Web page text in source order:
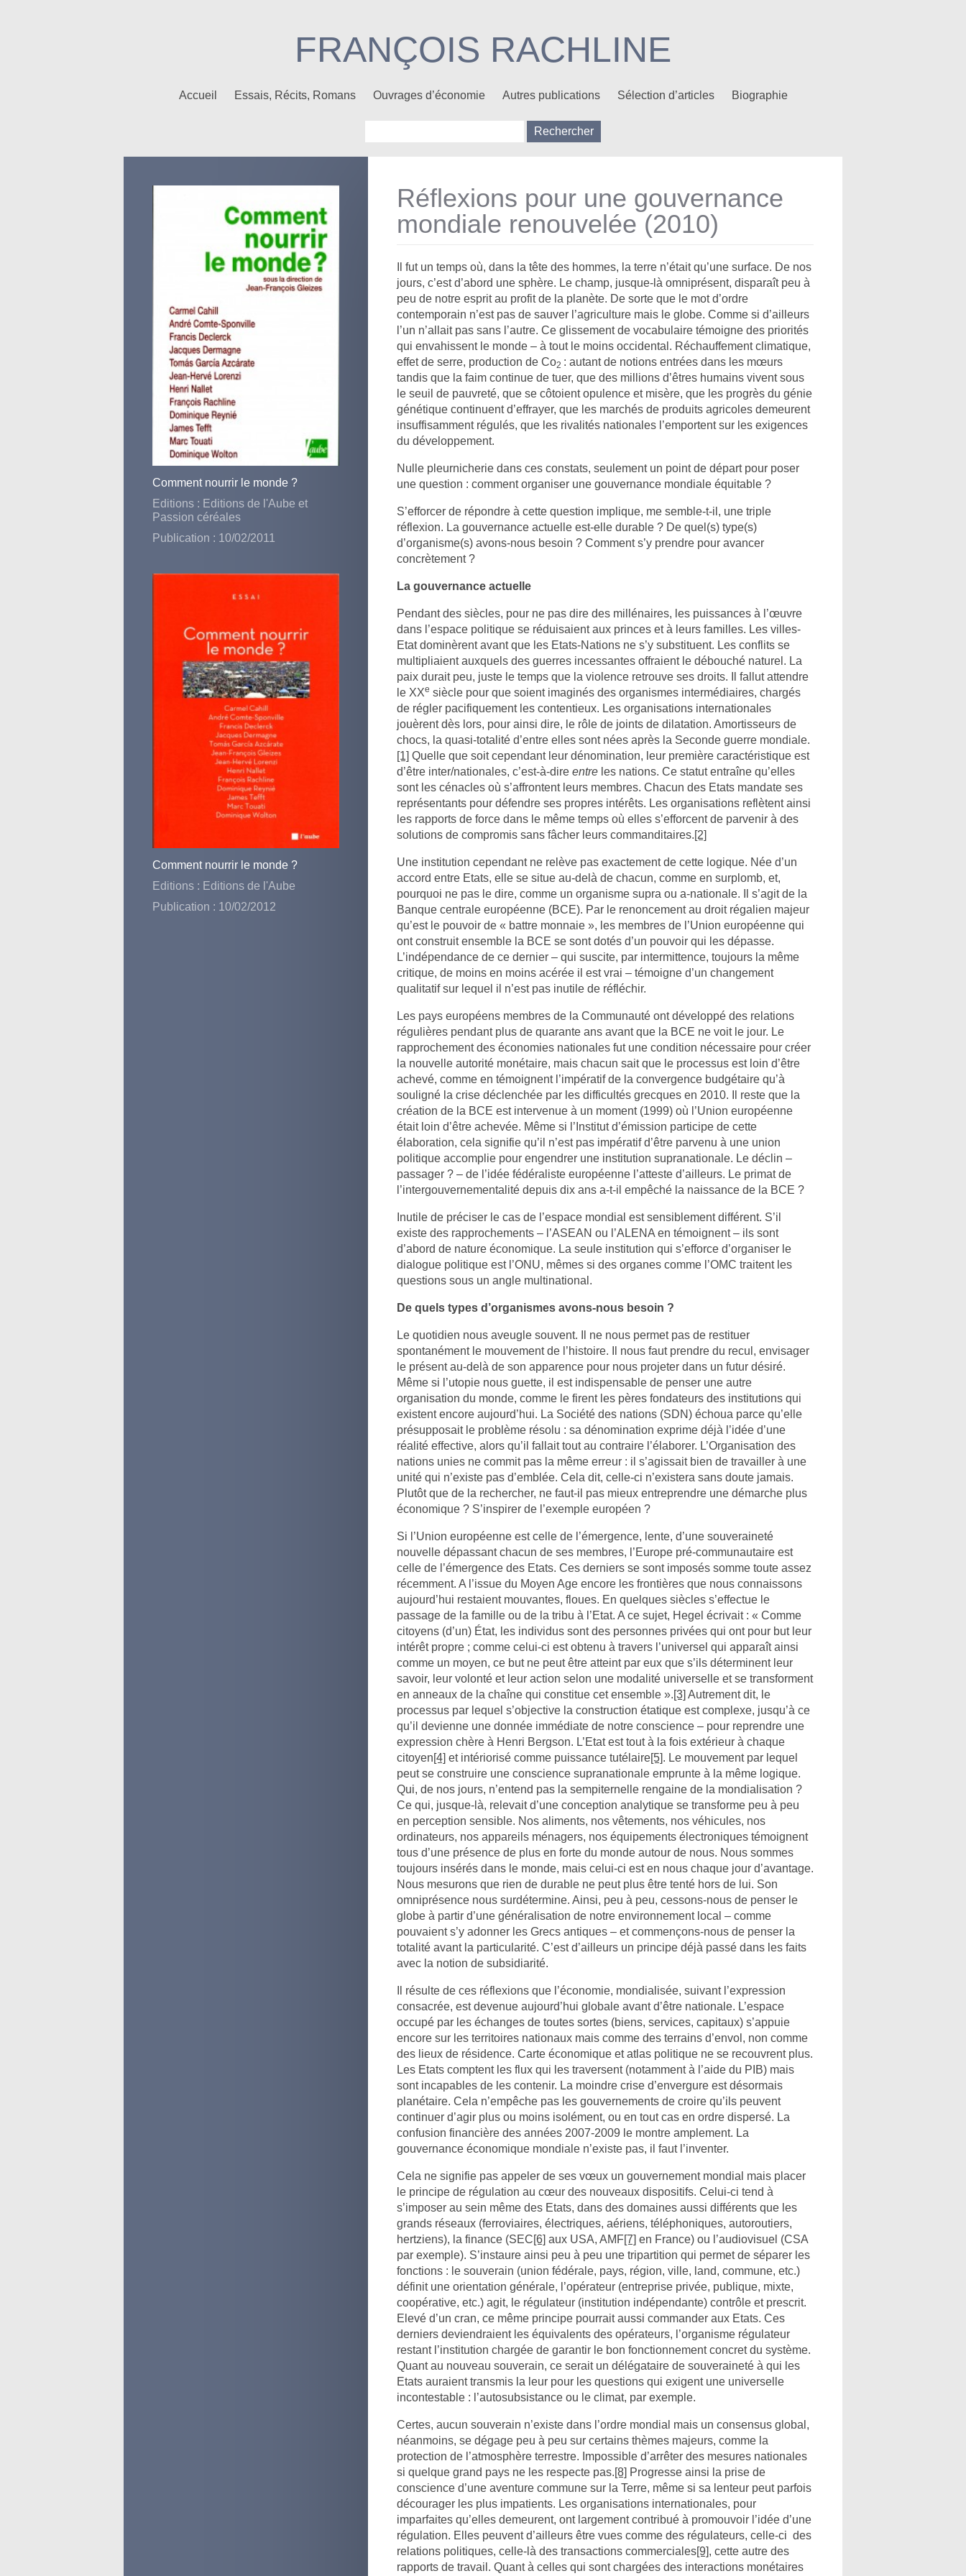
FRANÇOIS RACHLINE
Accueil Essais, Récits, Romans Ouvrages d’économie Autres publications Sélection d’articles Biographie
Comment nourrir le monde ?
Editions : Editions de l'Aube et
Passion céréales
Publication : 10/02/2011
Comment nourrir le monde ?
Editions : Editions de l'Aube
Publication : 10/02/2012
Réflexions pour une gouvernance
mondiale renouvelée (2010)
Il fut un temps où, dans la tête des hommes, la terre n’était qu’une surface. De nos
jours, c’est d’abord une sphère. Le champ, jusque-là omniprésent, disparaît peu à
peu de notre esprit au profit de la planète. De sorte que le mot d’ordre
contemporain n’est pas de sauver l’agriculture mais le globe. Comme si d’ailleurs
l’un n’allait pas sans l’autre. Ce glissement de vocabulaire témoigne des priorités
qui envahissent le monde – à tout le moins occidental. Réchauffement climatique,
effet de serre, production de Co2 : autant de notions entrées dans les mœurs
tandis que la faim continue de tuer, que des millions d’êtres humains vivent sous
le seuil de pauvreté, que se côtoient opulence et misère, que les progrès du génie
génétique continuent d’effrayer, que les marchés de produits agricoles demeurent
insuffisamment régulés, que les rivalités nationales l’emportent sur les exigences
du développement.
Nulle pleurnicherie dans ces constats, seulement un point de départ pour poser
une question : comment organiser une gouvernance mondiale équitable ?
S’efforcer de répondre à cette question implique, me semble-t-il, une triple
réflexion. La gouvernance actuelle est-elle durable ? De quel(s) type(s)
d’organisme(s) avons-nous besoin ? Comment s’y prendre pour avancer
concrètement ?
La gouvernance actuelle
Pendant des siècles, pour ne pas dire des millénaires, les puissances à l’œuvre
dans l’espace politique se réduisaient aux princes et à leurs familles. Les villes-
Etat dominèrent avant que les Etats-Nations ne s’y substituent. Les conflits se
multipliaient auxquels des guerres incessantes offraient le débouché naturel. La
paix durait peu, juste le temps que la violence retrouve ses droits. Il fallut attendre
le XXe siècle pour que soient imaginés des organismes intermédiaires, chargés
de régler pacifiquement les contentieux. Les organisations internationales
jouèrent dès lors, pour ainsi dire, le rôle de joints de dilatation. Amortisseurs de
chocs, la quasi-totalité d’entre elles sont nées après la Seconde guerre mondiale.
[1] Quelle que soit cependant leur dénomination, leur première caractéristique est
d’être inter/nationales, c’est-à-dire entre les nations. Ce statut entraîne qu’elles
sont les cénacles où s’affrontent leurs membres. Chacun des Etats mandate ses
représentants pour défendre ses propres intérêts. Les organisations reflètent ainsi
les rapports de force dans le même temps où elles s’efforcent de parvenir à des
solutions de compromis sans fâcher leurs commanditaires.[2]
Une institution cependant ne relève pas exactement de cette logique. Née d’un
accord entre Etats, elle se situe au-delà de chacun, comme en surplomb, et,
pourquoi ne pas le dire, comme un organisme supra ou a-nationale. Il s’agit de la
Banque centrale européenne (BCE). Par le renoncement au droit régalien majeur
qu’est le pouvoir de « battre monnaie », les membres de l’Union européenne qui
ont construit ensemble la BCE se sont dotés d’un pouvoir qui les dépasse.
L’indépendance de ce dernier – qui suscite, par intermittence, toujours la même
critique, de moins en moins acérée il est vrai – témoigne d’un changement
qualitatif sur lequel il n’est pas inutile de réfléchir.
Les pays européens membres de la Communauté ont développé des relations
régulières pendant plus de quarante ans avant que la BCE ne voit le jour. Le
rapprochement des économies nationales fut une condition nécessaire pour créer
la nouvelle autorité monétaire, mais chacun sait que le processus est loin d’être
achevé, comme en témoignent l’impératif de la convergence budgétaire qu’à
souligné la crise déclenchée par les difficultés grecques en 2010. Il reste que la
création de la BCE est intervenue à un moment (1999) où l’Union européenne
était loin d’être achevée. Même si l’Institut d’émission participe de cette
élaboration, cela signifie qu’il n’est pas impératif d’être parvenu à une union
politique accomplie pour engendrer une institution supranationale. Le déclin –
passager ? – de l’idée fédéraliste européenne l’atteste d’ailleurs. Le primat de
l’intergouvernementalité depuis dix ans a-t-il empêché la naissance de la BCE ?
Inutile de préciser le cas de l’espace mondial est sensiblement différent. S’il
existe des rapprochements – l’ASEAN ou l’ALENA en témoignent – ils sont
d’abord de nature économique. La seule institution qui s’efforce d’organiser le
dialogue politique est l’ONU, mêmes si des organes comme l’OMC traitent les
questions sous un angle multinational.
De quels types d’organismes avons-nous besoin ?
Le quotidien nous aveugle souvent. Il ne nous permet pas de restituer
spontanément le mouvement de l’histoire. Il nous faut prendre du recul, envisager
le présent au-delà de son apparence pour nous projeter dans un futur désiré.
Même si l’utopie nous guette, il est indispensable de penser une autre
organisation du monde, comme le firent les pères fondateurs des institutions qui
existent encore aujourd’hui. La Société des nations (SDN) échoua parce qu’elle
présupposait le problème résolu : sa dénomination exprime déjà l’idée d’une
réalité effective, alors qu’il fallait tout au contraire l’élaborer. L’Organisation des
nations unies ne commit pas la même erreur : il s’agissait bien de travailler à une
unité qui n’existe pas d’emblée. Cela dit, celle-ci n’existera sans doute jamais.
Plutôt que de la rechercher, ne faut-il pas mieux entreprendre une démarche plus
économique ? S’inspirer de l’exemple européen ?
Si l’Union européenne est celle de l’émergence, lente, d’une souveraineté
nouvelle dépassant chacun de ses membres, l’Europe pré-communautaire est
celle de l’émergence des Etats. Ces derniers se sont imposés somme toute assez
récemment. A l’issue du Moyen Age encore les frontières que nous connaissons
aujourd’hui restaient mouvantes, floues. En quelques siècles s’effectue le
passage de la famille ou de la tribu à l’Etat. A ce sujet, Hegel écrivait : « Comme
citoyens (d’un) État, les individus sont des personnes privées qui ont pour but leur
intérêt propre ; comme celui-ci est obtenu à travers l’universel qui apparaît ainsi
comme un moyen, ce but ne peut être atteint par eux que s’ils déterminent leur
savoir, leur volonté et leur action selon une modalité universelle et se transforment
en anneaux de la chaîne qui constitue cet ensemble ».[3] Autrement dit, le
processus par lequel s’objective la construction étatique est complexe, jusqu’à ce
qu’il devienne une donnée immédiate de notre conscience – pour reprendre une
expression chère à Henri Bergson. L’Etat est tout à la fois extérieur à chaque
citoyen[4] et intériorisé comme puissance tutélaire[5]. Le mouvement par lequel
peut se construire une conscience supranationale emprunte à la même logique.
Qui, de nos jours, n’entend pas la sempiternelle rengaine de la mondialisation ?
Ce qui, jusque-là, relevait d’une conception analytique se transforme peu à peu
en perception sensible. Nos aliments, nos vêtements, nos véhicules, nos
ordinateurs, nos appareils ménagers, nos équipements électroniques témoignent
tous d’une présence de plus en forte du monde autour de nous. Nous sommes
toujours insérés dans le monde, mais celui-ci est en nous chaque jour d’avantage.
Nous mesurons que rien de durable ne peut plus être tenté hors de lui. Son
omniprésence nous surdétermine. Ainsi, peu à peu, cessons-nous de penser le
globe à partir d’une généralisation de notre environnement local – comme
pouvaient s’y adonner les Grecs antiques – et commençons-nous de penser la
totalité avant la particularité. C’est d’ailleurs un principe déjà passé dans les faits
avec la notion de subsidiarité.
Il résulte de ces réflexions que l’économie, mondialisée, suivant l’expression
consacrée, est devenue aujourd’hui globale avant d’être nationale. L’espace
occupé par les échanges de toutes sortes (biens, services, capitaux) s’appuie
encore sur les territoires nationaux mais comme des terrains d’envol, non comme
des lieux de résidence. Carte économique et atlas politique ne se recouvrent plus.
Les Etats comptent les flux qui les traversent (notamment à l’aide du PIB) mais
sont incapables de les contenir. La moindre crise d’envergure est désormais
planétaire. Cela n’empêche pas les gouvernements de croire qu’ils peuvent
continuer d’agir plus ou moins isolément, ou en tout cas en ordre dispersé. La
confusion financière des années 2007-2009 le montre amplement. La
gouvernance économique mondiale n’existe pas, il faut l’inventer.
Cela ne signifie pas appeler de ses vœux un gouvernement mondial mais placer
le principe de régulation au cœur des nouveaux dispositifs. Celui-ci tend à
s’imposer au sein même des Etats, dans des domaines aussi différents que les
grands réseaux (ferroviaires, électriques, aériens, téléphoniques, autoroutiers,
hertziens), la finance (SEC[6] aux USA, AMF[7] en France) ou l’audiovisuel (CSA
par exemple). S’instaure ainsi peu à peu une tripartition qui permet de séparer les
fonctions : le souverain (union fédérale, pays, région, ville, land, commune, etc.)
définit une orientation générale, l’opérateur (entreprise privée, publique, mixte,
coopérative, etc.) agit, le régulateur (institution indépendante) contrôle et prescrit.
Elevé d’un cran, ce même principe pourrait aussi commander aux Etats. Ces
derniers deviendraient les équivalents des opérateurs, l’organisme régulateur
restant l’institution chargée de garantir le bon fonctionnement concret du système.
Quant au nouveau souverain, ce serait un délégataire de souveraineté à qui les
Etats auraient transmis la leur pour les questions qui exigent une universelle
incontestable : l’autosubsistance ou le climat, par exemple.
Certes, aucun souverain n’existe dans l’ordre mondial mais un consensus global,
néanmoins, se dégage peu à peu sur certains thèmes majeurs, comme la
protection de l’atmosphère terrestre. Impossible d’arrêter des mesures nationales
si quelque grand pays ne les respecte pas.[8] Progresse ainsi la prise de
conscience d’une aventure commune sur la Terre, même si sa lenteur peut parfois
décourager les plus impatients. Les organisations internationales, pour
imparfaites qu’elles demeurent, ont largement contribué à promouvoir l’idée d’une
régulation. Elles peuvent d’ailleurs être vues comme des régulateurs, celle-ci des
relations politiques, celle-là des transactions commerciales[9], cette autre des
rapports de travail. Quant à celles qui sont chargées des interactions monétaires